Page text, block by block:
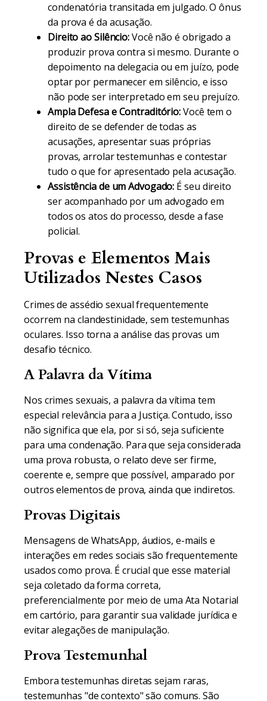
condenatória transitada em julgado. O ônus
da prova é da acusação.
Direito ao Silêncio:Você não é obrigado a
produzir prova contra si mesmo. Durante o
depoimento na delegacia ou em juízo, pode
optar por permanecer em silêncio, e isso
não pode ser interpretado em seu prejuízo.
Ampla Defesa e Contraditório:Você tem o
direito de se defender de todas as
acusações, apresentar suas próprias
provas, arrolar testemunhas e contestar
tudo o que for apresentado pela acusação.
Assistência de um Advogado: É seu direito
ser acompanhado por um advogado em
todos os atos do processo, desde a fase
policial.
Provas e Elementos Mais
Utilizados Nestes Casos
Crimes de assédio sexual frequentemente
ocorrem na clandestinidade, sem testemunhas
oculares. Isso torna a análise das provas um
desafio técnico.
A Palavra da Vítima
Nos crimes sexuais, a palavra da vítima tem
especial relevância para a Justiça. Contudo, isso
não significa que ela, por si só, seja suficiente
para uma condenação. Para que seja considerada
uma prova robusta, o relato deve ser firme,
coerente e, sempre que possível, amparado por
outros elementos de prova, ainda que indiretos.
Provas Digitais
Mensagens de WhatsApp, áudios, e-mails e
interações em redes sociais são frequentemente
usados como prova. É crucial que esse material
seja coletado da forma correta,
preferencialmente por meio de uma Ata Notarial
em cartório, para garantir sua validade jurídica e
evitar alegações de manipulação.
Prova Testemunhal
Embora testemunhas diretas sejam raras,
testemunhas "de contexto" são comuns. São